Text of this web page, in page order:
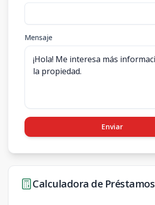
Mensaje
Enviar
Calculadora de Préstamos